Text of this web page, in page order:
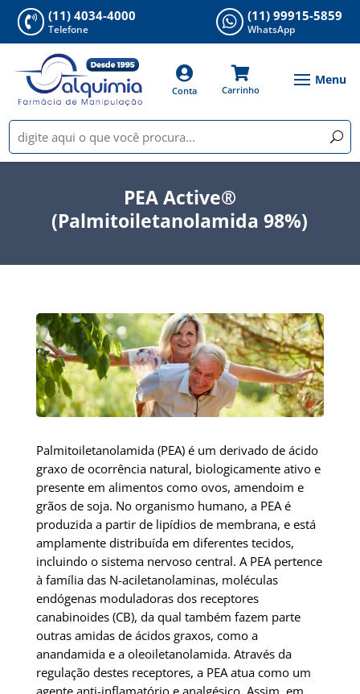
 (11) 4034-4000
Telefone  (11) 99915-5859
WhatsApp

Conta

Carrinho
PEA Active®
(Palmitoiletanolamida 98%)
Palmitoiletanolamida (PEA) é um derivado de ácido
graxo de ocorrência natural, biologicamente ativo e
presente em alimentos como ovos, amendoim e
grãos de soja. No organismo humano, a PEA é
produzida a partir de lipídios de membrana, e está
amplamente distribuída em diferentes tecidos,
incluindo o sistema nervoso central. A PEA pertence
à família das N-aciletanolaminas, moléculas
endógenas moduladoras dos receptores
canabinoides (CB), da qual também fazem parte
outras amidas de ácidos graxos, como a
anandamida e a oleoiletanolamida. Através da
regulação destes receptores, a PEA atua como um